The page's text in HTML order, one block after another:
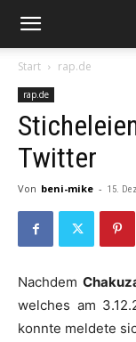
Start rap.de
rap.de
Twitter
Von beni-mike - 15.
Nachdem
welches am
konnte meldete